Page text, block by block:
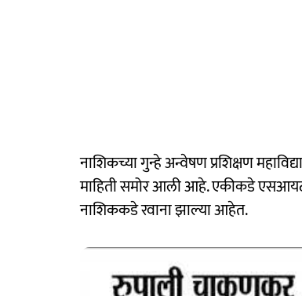
नाशिकच्या गुन्हे अन्वेषण प्रशिक्षण
माहिती समोर आली आहे. एकीकडे
नाशिककडे रवाना झाल्या आहेत.